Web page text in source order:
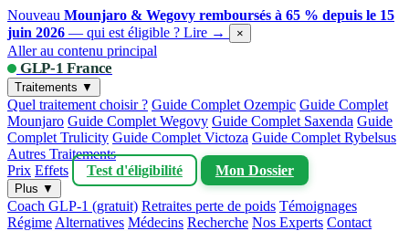
Nouveau Mounjaro & Wegovy remboursés à 65 % depuis le 15
juin 2026 — qui est éligible ? Lire → ×
Aller au contenu principal
GLP-1 France
Traitements ▼
Quel traitement choisir ? Guide Complet Ozempic Guide Complet
Mounjaro Guide Complet Wegovy Guide Complet Saxenda Guide
Complet Trulicity Guide Complet Victoza Guide Complet Rybelsus
Autres Traitements
Prix Effets Test d'éligibilité Mon Dossier
Plus ▼
Coach GLP-1 (gratuit) Retraites perte de poids Témoignages
Régime Alternatives Médecins Recherche Nos Experts Contact